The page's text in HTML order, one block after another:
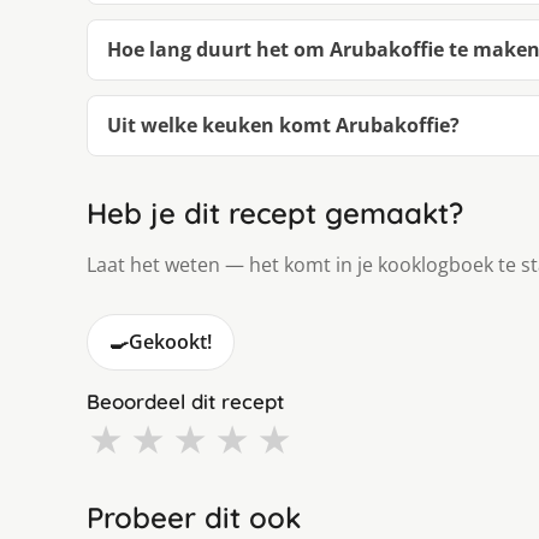
Hoe lang duurt het om Arubakoffie te
Uit welke keuken komt Arubakoffie?
Heb je dit recept gemaakt?
Laat het weten — het komt in je kooklogboek te
🍳Gekookt!
Beoordeel dit recept
★ ★ ★ ★ ★
Probeer dit ook